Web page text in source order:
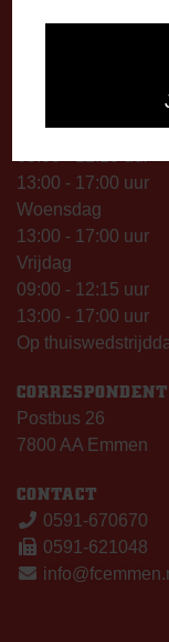
09.00 uur).
Telefonisch
Dinsdag
09:00 - 12:15 uur
13:00 - 17:00 uur
Woensdag
13:00 - 17:00 uur
Vrijdag
09:00 - 12:15 uur
13:00 - 17:00 uur
Op
Postbus 26
7800 AA Emmen
CONTACT
0591-670670
0591-621048